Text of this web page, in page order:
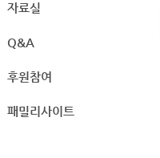
자료실
Q&A
후원참여
패밀리사이트